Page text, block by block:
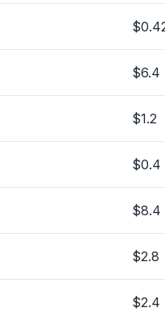
$6.4
$1.2
$0.4
$8.4
$2.8
$2.4